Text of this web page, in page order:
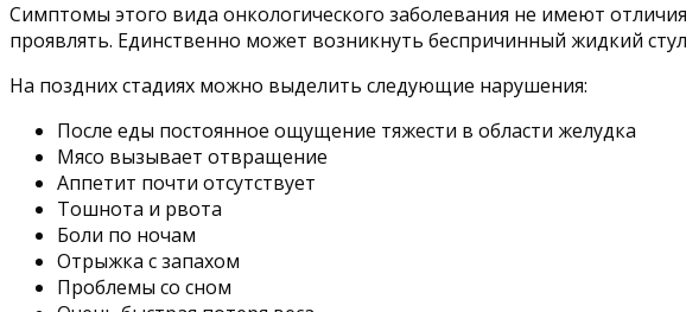
Симптомы этого вида онкологического заболевания не имеют
проявлять. Единственно может возникнуть беспричинный жидкий
На поздних стадиях можно выделить следующие нарушения:
После еды постоянное ощущение тяжести в области желудка
Мясо вызывает отвращение
Аппетит почти отсутствует
Тошнота и рвота
Боли по ночам
Отрыжка с запахом
Проблемы со сном